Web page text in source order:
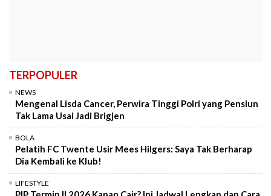
TERPOPULER
NEWS
Mengenal Lisda Cancer, Perwira Tinggi Polri yang Pensiun
Tak Lama Usai Jadi Brigjen
BOLA
Pelatih FC Twente Usir Mees Hilgers: Saya Tak Berharap
Dia Kembali ke Klub!
LIFESTYLE